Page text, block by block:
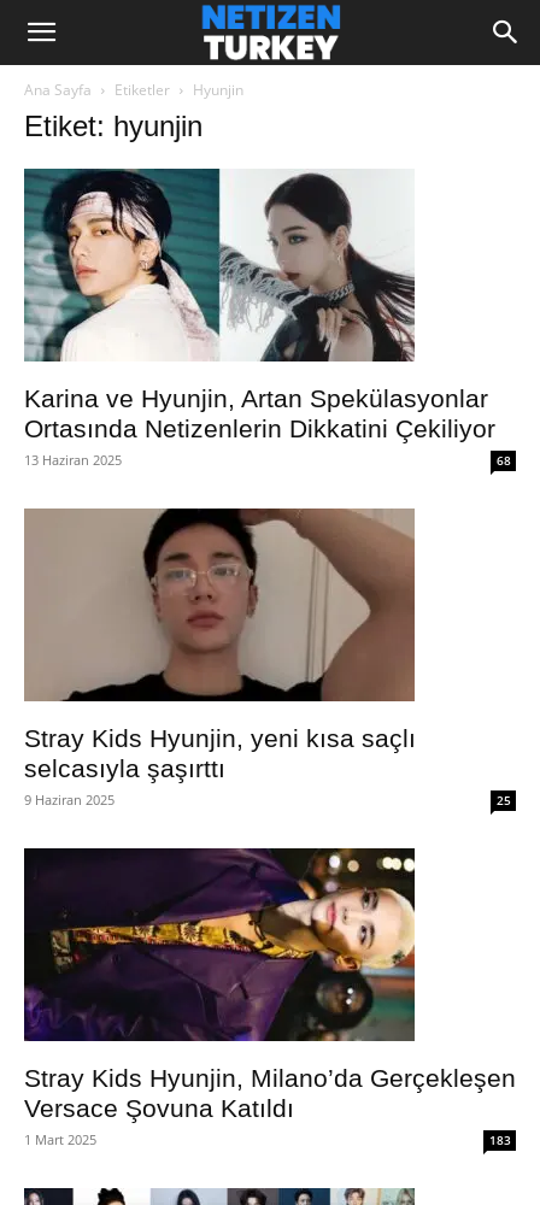
Ana Sayfa Etiketler Hyunjin
Etiket: hyunjin
Karina ve Hyunjin, Artan Spekülasyonlar
Ortasında Netizenlerin Dikkatini Çekiliyor
13 Haziran 2025 68
Stray Kids Hyunjin, yeni kısa saçlı
selcasıyla şaşırttı
9 Haziran 2025 25
Stray Kids Hyunjin, Milano’da Gerçekleşen
Versace Şovuna Katıldı
1 Mart 2025 183